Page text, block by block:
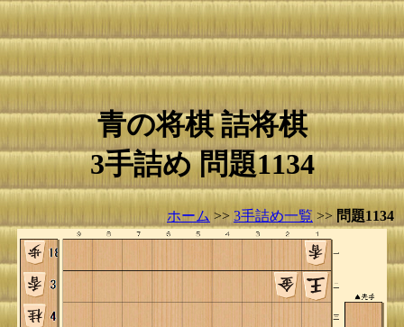
青の将棋 詰将棋
3手詰め 問題1134
ホーム >> 3手詰め一覧 >> 問題1134